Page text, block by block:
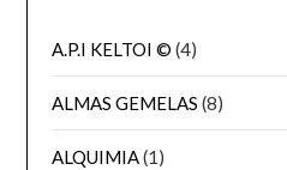
A.P.I KELTOI © (4)
ALMAS GEMELAS (8)
ALQUIMIA(1)